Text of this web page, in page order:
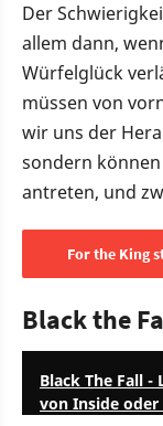
Der
allem dann,
Würfelglück
müssen von
wir uns der
sondern
antreten, und
For the King
Black the
Black The Fall -
von Inside oder